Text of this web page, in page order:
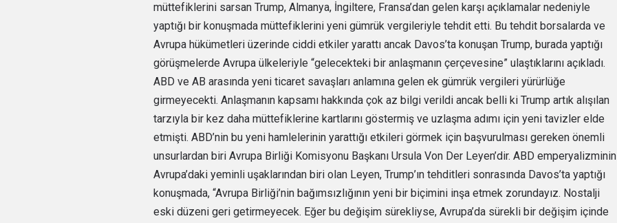
müttefiklerini sarsan Trump, Almanya, İngiltere, Fransa’dan gelen karşı açıklamalar nedeniyle
yaptığı bir konuşmada müttefiklerini yeni gümrük vergileriyle tehdit etti. Bu tehdit borsalarda ve
Avrupa hükümetleri üzerinde ciddi etkiler yarattı ancak Davos’ta konuşan Trump, burada yaptığı
görüşmelerde Avrupa ülkeleriyle “gelecekteki bir anlaşmanın çerçevesine” ulaştıklarını açıkladı.
ABD ve AB arasında yeni ticaret savaşları anlamına gelen ek gümrük vergileri yürürlüğe
girmeyecekti. Anlaşmanın kapsamı hakkında çok az bilgi verildi ancak belli ki Trump artık alışılan
tarzıyla bir kez daha müttefiklerine kartlarını göstermiş ve uzlaşma adımı için yeni tavizler elde
etmişti. ABD’nin bu yeni hamlelerinin yarattığı etkileri görmek için başvurulması gereken önemli
unsurlardan biri Avrupa Birliği Komisyonu Başkanı Ursula Von Der Leyen’dir. ABD emperyalizminin
Avrupa’daki yeminli uşaklarından biri olan Leyen, Trump’ın tehditleri sonrasında Davos’ta yaptığı
konuşmada, “Avrupa Birliği’nin bağımsızlığının yeni bir biçimini inşa etmek zorundayız. Nostalji
eski düzeni geri getirmeyecek. Eğer bu değişim sürekliyse, Avrupa’da sürekli bir değişim içinde